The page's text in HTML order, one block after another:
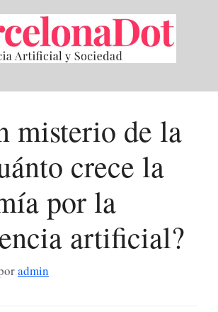
misterio de la
crece la
por la
artificial?
admin